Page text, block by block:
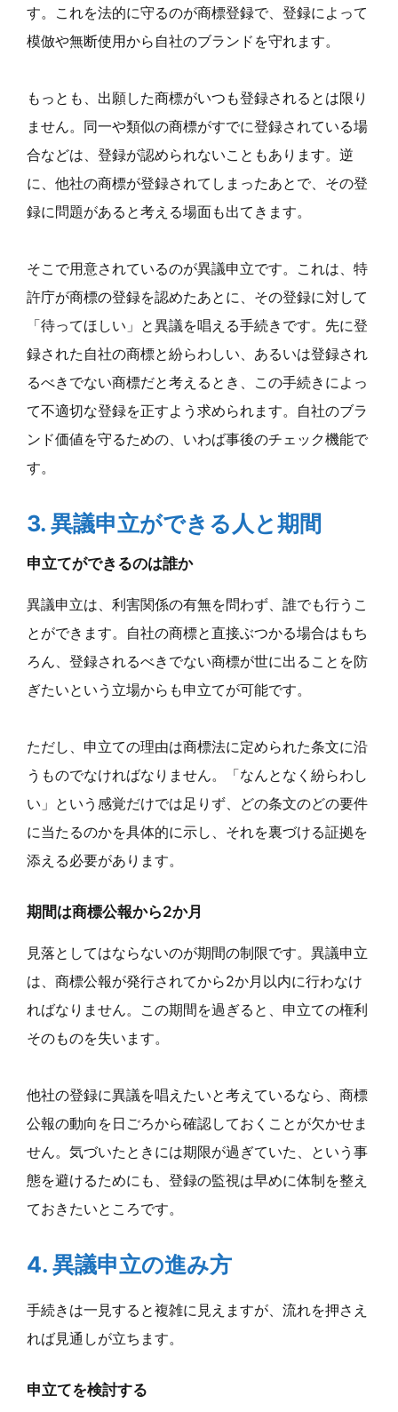
す。これを法的に守るのが商標登録で、登録によって
模倣や無断使用から自社のブランドを守れます。
もっとも、出願した商標がいつも登録されるとは限り
ません。同一や類似の商標がすでに登録されている場
合などは、登録が認められないこともあります。逆
に、他社の商標が登録されてしまったあとで、その登
録に問題があると考える場面も出てきます。
そこで用意されているのが異議申立です。これは、特
許庁が商標の登録を認めたあとに、その登録に対して
「待ってほしい」と異議を唱える手続きです。先に登
録された自社の商標と紛らわしい、あるいは登録され
るべきでない商標だと考えるとき、この手続きによっ
て不適切な登録を正すよう求められます。自社のブラ
ンド価値を守るための、いわば事後のチェック機能で
す。
3. 異議申立ができる人と期間
申立てができるのは誰か
異議申立は、利害関係の有無を問わず、誰でも行うこ
とができます。自社の商標と直接ぶつかる場合はもち
ろん、登録されるべきでない商標が世に出ることを防
ぎたいという立場からも申立てが可能です。
ただし、申立ての理由は商標法に定められた条文に沿
うものでなければなりません。「なんとなく紛らわし
い」という感覚だけでは足りず、どの条文のどの要件
に当たるのかを具体的に示し、それを裏づける証拠を
添える必要があります。
期間は商標公報から2か月
見落としてはならないのが期間の制限です。異議申立
は、商標公報が発行されてから2か月以内に行わなけ
ればなりません。この期間を過ぎると、申立ての権利
そのものを失います。
他社の登録に異議を唱えたいと考えているなら、商標
公報の動向を日ごろから確認しておくことが欠かせま
せん。気づいたときには期限が過ぎていた、という事
態を避けるためにも、登録の監視は早めに体制を整え
ておきたいところです。
4. 異議申立の進み方
手続きは一見すると複雑に見えますが、流れを押さえ
れば見通しが立ちます。
申立てを検討する